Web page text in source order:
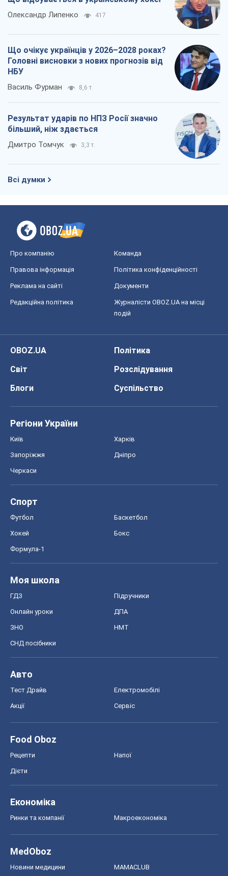
Олександр Липенко 417
Що очікує українців у 2026–2028 роках?
Головні висновки з нових прогнозів від
НБУ
Василь Фурман 8,6 т.
Результат ударів по НПЗ Росії значно
більший, ніж здається
Дмитро Томчук 3,3 т.
Всі думки
Про компанію Команда
Правова інформація Політика конфіденційності
Реклама на сайті Документи
Редакційна політика
Журналісти OBOZ.UA на місці
подій
OBOZ.UA
Політика
Світ
Розслідування
Блоги
Суспільство
Регіони України
Київ Харків
Запоріжжя Дніпро
Черкаси
Спорт
Футбол Баскетбол
Хокей Бокс
Формула-1
Моя школа
ГДЗ Підручники
Онлайн уроки ДПА
ЗНО НМТ
СНД посібники
Авто
Тест Драйв Електромобілі
Акції Сервіс
Food Oboz
Рецепти Напої
Дієти
Економіка
Ринки та компанії Макроекономіка
MedOboz
Новини медицини MAMACLUB